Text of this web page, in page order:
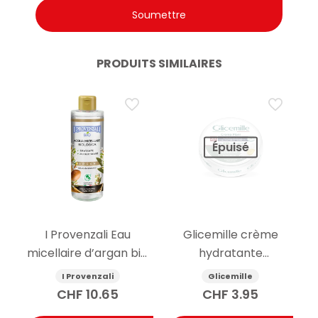
PRODUITS SIMILAIRES
I Provenzali Eau
micellaire d’argan bio
400ml
I Provenzali
CHF 10.65
Épuisé
Glicemille crème
hydratante
antibactérienne pour
les mains avec
Glicemille
CHF 3.95